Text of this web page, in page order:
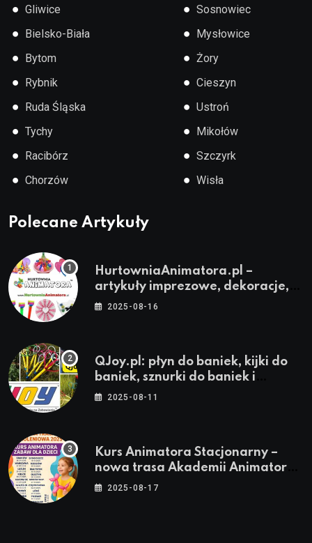
● Gliwice
● Bielsko-Biała
● Bytom
● Rybnik
● Ruda Śląska
● Tychy
● Racibórz
● Chorzów
● Sosnowiec
● Mysłowice
● Żory
● Cieszyn
● Ustroń
● Mikołów
● Szczyrk
● Wisła
Polecane Artykuły
HurtowniaAnimatora.pl –
artykuły imprezowe, dekoracje,
stroje i akcesoria dla animatorów
2025-08-16
QJoy.pl: płyn do baniek, kijki do
baniek, sznurki do baniek i
zestawy do baniek
2025-08-11
Kurs Animatora Stacjonarny –
nowa trasa Akademii Animatora
– jesień 2025
2025-08-17